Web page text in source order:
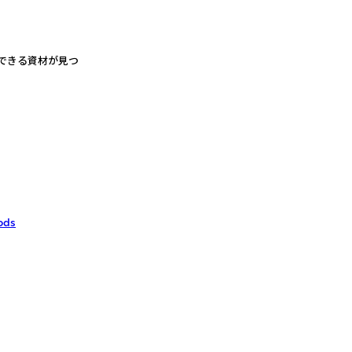
きる資材が見つ